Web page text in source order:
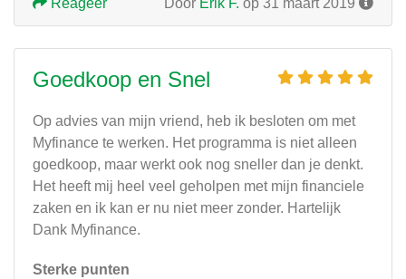
Door Erik F. op 31 maart 2019
Reageer
Goedkoop en Snel
Op advies van mijn vriend, heb ik besloten om met
Myfinance te werken. Het programma is niet alleen
goedkoop, maar werkt ook nog sneller dan je denkt.
Het heeft mij heel veel geholpen met mijn financiele
zaken en ik kan er nu niet meer zonder. Hartelijk
Dank Myfinance.
Sterke punten